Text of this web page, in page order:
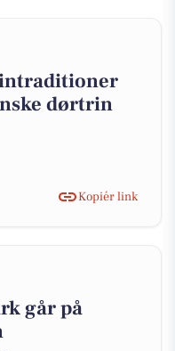
dørtrin
Kopiér link
går på